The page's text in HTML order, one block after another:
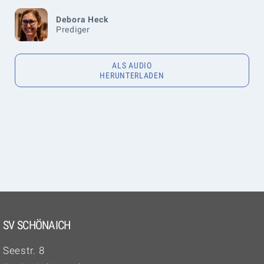
Debora Heck
Prediger
ALS AUDIO
HERUNTERLADEN
SV SCHÖNAICH
Seestr. 8